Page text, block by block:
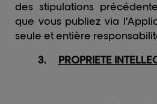
des stipulations
que vous publiez via
seule et entière
3.
PROPRIETE